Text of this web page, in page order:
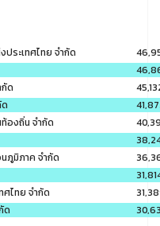
ระเทศไทย จำกัด
ด
องถิ่น จำกัด
ภูมิภาค จำกัด
ไทย จำกัด
ด